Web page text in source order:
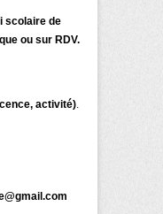
scolaire de
ou sur RDV.
activité).